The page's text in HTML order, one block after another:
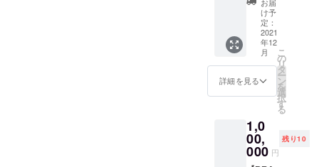
想定し
ており
ます。
※出張撮
影もお
受けい
たしま
の交通
費は別
途ご負
担いた
※撮影は
HYPER
BRAND
INGのス
タジオ
でおこ
ないま
谷区
代々木
5-14-
19-405
キスト
で表現
しま
す！ ※
取材日
程は
メール
にて調
整いた
す。
モー
ション
ビデオ
作製い
たしま
す。 理
念、社
員を主
役に映
うなイ
ンナー
ブラン
ディン
け予
定：
2021
年12
月
詳細を見る
こ
の
リ
タ
ー
ン
を
選
択
す
る
1,0
00,
000 円
残り10